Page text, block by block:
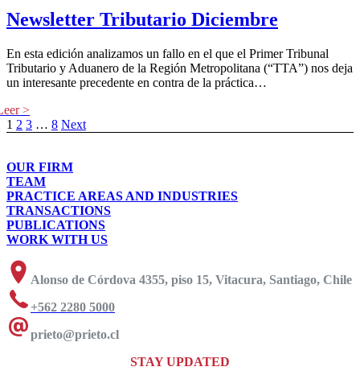
Newsletter Tributario Diciembre
En esta edición analizamos un fallo en el que el Primer Tribunal
Tributario y Aduanero de la Región Metropolitana (“TTA”) nos deja
un interesante precedente en contra de la práctica…
1 2 3 … 8 Next
OUR FIRM
TEAM
PRACTICE AREAS AND INDUSTRIES
TRANSACTIONS
PUBLICATIONS
WORK WITH US
Alonso de Córdova 4355, piso 15, Vitacura, Santiago, Chile
+562 2280 5000
prieto@prieto.cl
STAY UPDATED